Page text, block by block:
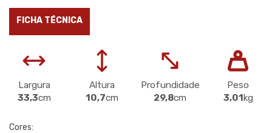
FICHA TÉCNICA
Largura
33,3cm
Altura
10,7cm
Profundidade
29,8cm
Peso
3,01kg
Cores: